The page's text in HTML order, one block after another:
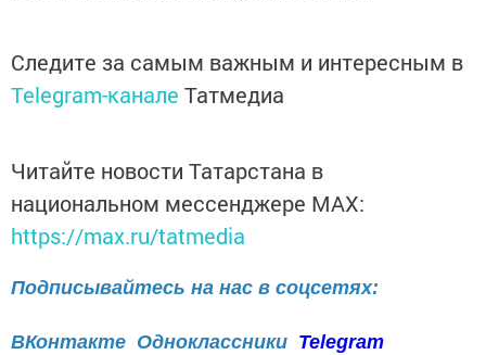
Следите за самым важным и интересным в
Telegram-канале Татмедиа
Читайте новости Татарстана в
национальном мессенджере MАХ:
https://max.ru/tatmedia
Подписывайтесь на нас в соцсетях:
ВКонтакте Одноклассники Telegram